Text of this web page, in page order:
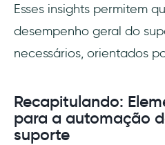
Esses insights permitem
desempenho geral do
necessários, orientados
Recapitulando:
para a automação
suporte